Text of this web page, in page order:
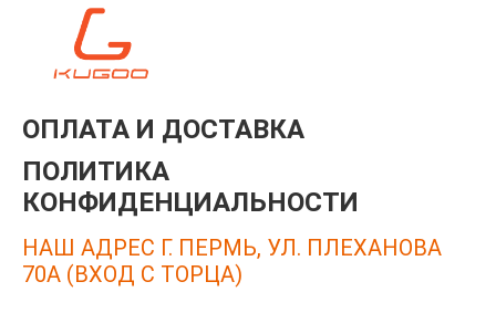
ОПЛАТА И ДОСТАВКА
ПОЛИТИКА
КОНФИДЕНЦИАЛЬНОСТИ
НАШ АДРЕС Г. ПЕРМЬ, УЛ. ПЛЕХАНОВА
70А (ВХОД С ТОРЦА)